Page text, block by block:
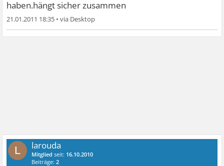
haben.hängt sicher zusammen
21.01.2011 18:35 •
L larouda
Mitglied seit: 16.10.2010
Beiträge:2